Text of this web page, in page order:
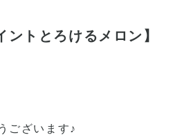
ントとろけるメロン】
ございます♪